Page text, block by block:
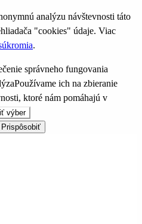
analýzu návštevnosti táto
"cookies" údaje. Viac
.
správneho fungovania
Používame ich na zbieranie
ktoré nám pomáhajú v
výber
Prispôsobiť